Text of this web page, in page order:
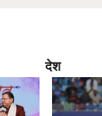
देश